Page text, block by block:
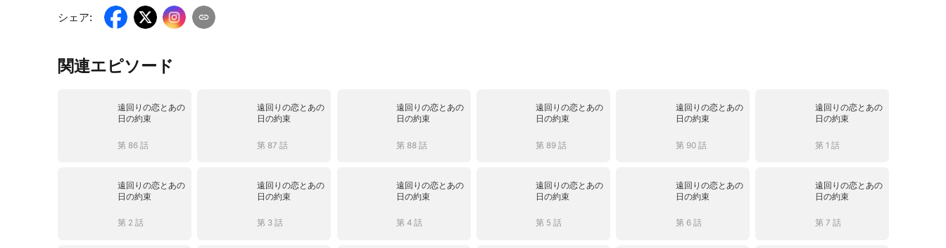
シェア:
関連エピソード
遠回りの恋とあの
日の約束
第 86 話
遠回りの恋とあの
日の約束
第 87 話
遠回りの恋とあの
日の約束
第 88 話
遠回りの恋とあの
日の約束
第 89 話
遠回りの恋とあの
日の約束
第 90 話
遠回りの恋とあの
日の約束
第 1 話
遠回りの恋とあの
日の約束
第 2 話
遠回りの恋とあの
日の約束
第 3 話
遠回りの恋とあの
日の約束
第 4 話
遠回りの恋とあの
日の約束
第 5 話
遠回りの恋とあの
日の約束
第 6 話
遠回りの恋とあの
日の約束
第 7 話